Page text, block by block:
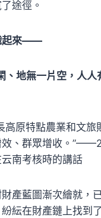
途徑。
起來——
、地無一片空，人人
高原特點農業和文旅
效、群眾增收。
南考核時的講話
產藍圖漸次繪就，
紜在財產鏈上找到